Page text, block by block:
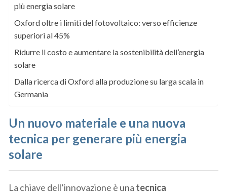
più energia solare
Oxford oltre i limiti del fotovoltaico: verso efficienze
superiori al 45%
Ridurre il costo e aumentare la sostenibilità dell’energia
solare
Dalla ricerca di Oxford alla produzione su larga scala in
Germania
Un nuovo materiale e una nuova
tecnica per generare più energia
solare
La chiave dell’innovazione è una tecnica